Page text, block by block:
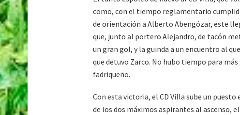
como, con el tiempo reglamentario
de orientación a Alberto Abengózar, este
que, junto al portero Alejandro, de tacón
un gran gol, y la guinda a un encuentro al
que detuvo Zarco. No hubo tiempo para
fadriqueño.
Con esta victoria, el CD Villa sube un
de los dos máximos aspirantes al ascenso,